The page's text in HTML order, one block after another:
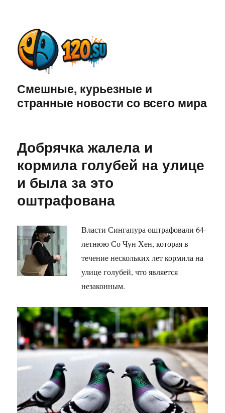
Смешные, курьезные и
странные новости со всего мира
Добрячка жалела и
кормила голубей на улице
и была за это
оштрафована
Власти Сингапура оштрафовали 64-
летнюю Со Чун Хен, которая в
течение нескольких лет кормила на
улице голубей, что является
незаконным.